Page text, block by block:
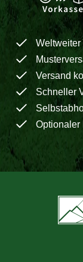
Weltweiter
Versand
Schneller
Optionaler